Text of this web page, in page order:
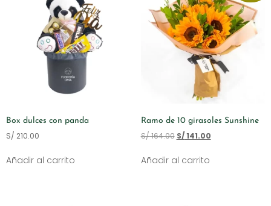
Box dulces con panda
S/ 210.00
Añadir al carrito
Ramo de 10 girasoles Sunshine
S/164.00 S/141.00
Añadir al carrito